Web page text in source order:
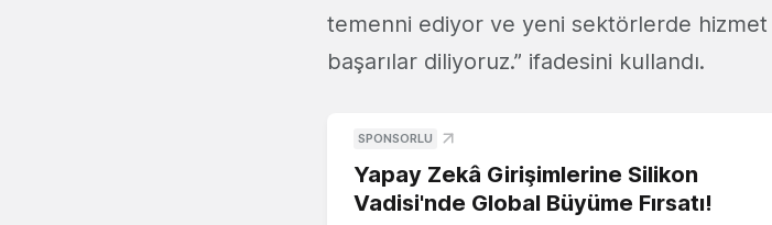
temenni ediyor ve yeni sektörlerde
başarılar diliyoruz.” ifadesini kullandı.
SPONSORLU
Yapay Zekâ Girişimlerine Silikon
Vadisi'nde Global Büyüme Fırsatı!